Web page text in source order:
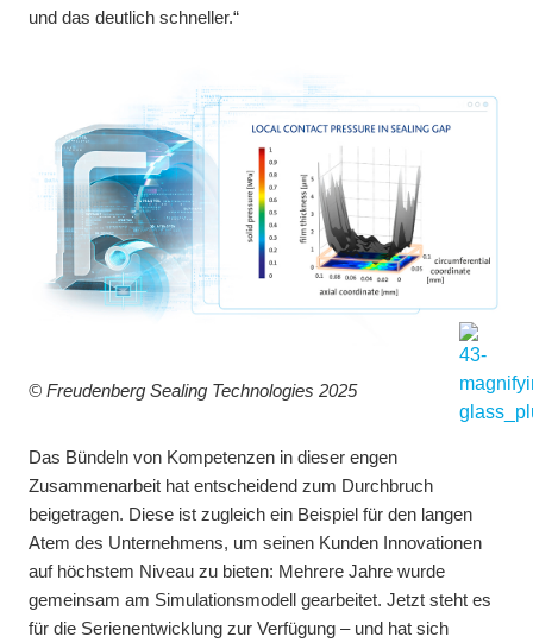
und das deutlich schneller.“
© Freudenberg Sealing Technologies 2025
Das Bündeln von Kompetenzen in dieser engen
Zusammenarbeit hat entscheidend zum Durchbruch
beigetragen. Diese ist zugleich ein Beispiel für den langen
Atem des Unternehmens, um seinen Kunden Innovationen
auf höchstem Niveau zu bieten: Mehrere Jahre wurde
gemeinsam am Simulationsmodell gearbeitet. Jetzt steht es
für die Serienentwicklung zur Verfügung – und hat sich